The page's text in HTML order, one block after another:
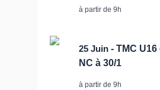
à partir de 9h
25 Juin - TMC
NC à 30/1
à partir de 9h